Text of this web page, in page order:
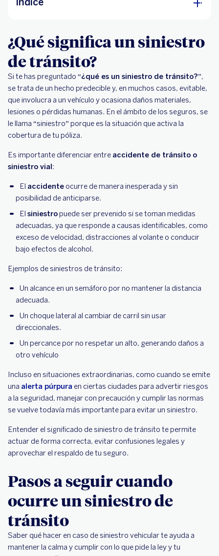
Pasos a seguir cuando ocurre un siniestro de
tránsito
¿Cómo reportar un siniestro?
Recomendaciones para prevenir un siniestro
¿Qué significa un siniestro
de tránsito?
Si te has preguntado “¿qué es un siniestro de tránsito?”,
se trata de un hecho predecible y, en muchos casos, evitable,
que involucra a un vehículo y ocasiona daños materiales,
lesiones o pérdidas humanas. En el ámbito de los seguros, se
le llama “siniestro” porque es la situación que activa la
cobertura de tu póliza.
Es importante diferenciar entre accidente de tránsito o
siniestro vial:
El accidente ocurre de manera inesperada y sin
posibilidad de anticiparse.
El siniestropuede ser prevenido si se toman medidas
adecuadas, ya que responde a causas identificables, como
exceso de velocidad, distracciones al volante o conducir
bajo efectos de alcohol.
Ejemplos de siniestros de tránsito:
Un alcance en un semáforo por no mantener la distancia
adecuada.
Un choque lateral al cambiar de carril sin usar
direccionales.
Un percance por no respetar un alto, generando daños a
otro vehículo
Incluso en situaciones extraordinarias, como cuando se emite
una alerta púrpura en ciertas ciudades para advertir riesgos
a la seguridad, manejar con precaución y cumplir las normas
se vuelve todavía más importante para evitar un siniestro.
Entender el significado de siniestro de tránsito te permite
actuar de forma correcta, evitar confusiones legales y
aprovechar el respaldo de tu seguro.
Pasos a seguir cuando
ocurre un siniestro de
tránsito
Saber qué hacer en caso de siniestro vehicular te ayuda a
mantener la calma y cumplir con lo que pide la ley y tu